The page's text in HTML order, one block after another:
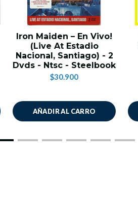
Iron Maiden – En Vivo!
(Live At Estadio
Nacional, Santiago) - 2
Dvds - Ntsc - Steelbook
$30.900
AÑADIR AL CARRO